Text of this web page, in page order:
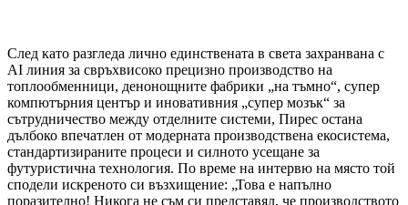
След като разгледа лично единствената в света захранвана с
AI линия за свръхвисоко прецизно производство на
топлообменници, денонощните фабрики „на тъмно“, супер
компютърния център и иновативния „супер мозък“ за
сътрудничество между отделните системи, Пирес остана
дълбоко впечатлен от модерната производствена екосистема,
стандартизираните процеси и силното усещане за
футуристична технология. По време на интервю на място той
сподели искреното си възхищение: „Това е напълно
поразително! Никога не съм си представял, че производството